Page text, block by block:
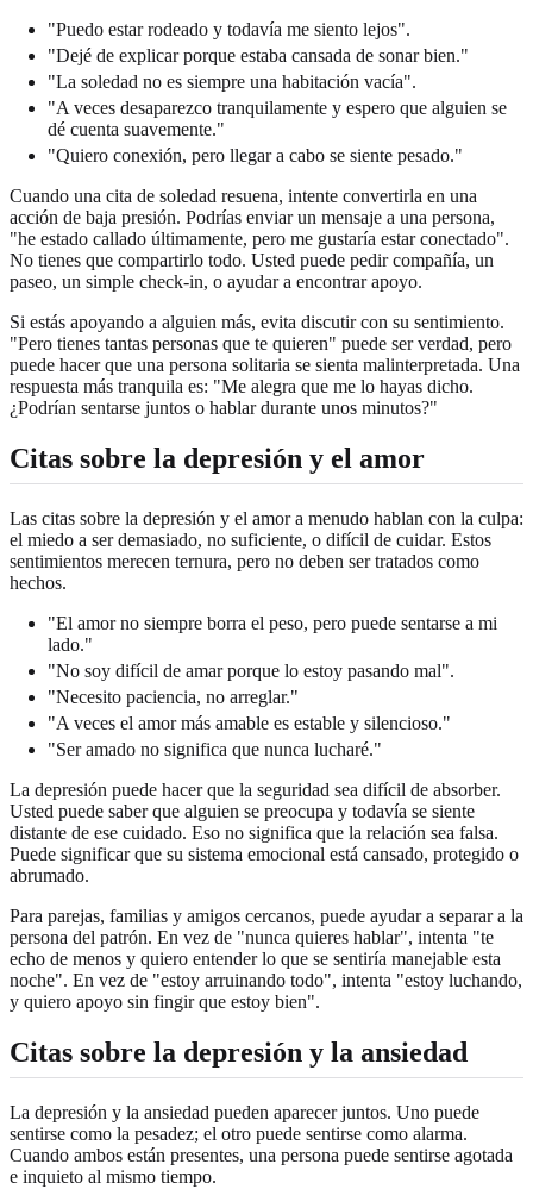
"Puedo estar rodeado y todavía me siento lejos".
"Dejé de explicar porque estaba cansada de sonar bien."
"La soledad no es siempre una habitación vacía".
"A veces desaparezco tranquilamente y espero que alguien se
dé cuenta suavemente."
"Quiero conexión, pero llegar a cabo se siente pesado."
Cuando una cita de soledad resuena, intente convertirla en una
acción de baja presión. Podrías enviar un mensaje a una persona,
"he estado callado últimamente, pero me gustaría estar conectado".
No tienes que compartirlo todo. Usted puede pedir compañía, un
paseo, un simple check-in, o ayudar a encontrar apoyo.
Si estás apoyando a alguien más, evita discutir con su sentimiento.
"Pero tienes tantas personas que te quieren" puede ser verdad, pero
puede hacer que una persona solitaria se sienta malinterpretada. Una
respuesta más tranquila es: "Me alegra que me lo hayas dicho.
¿Podrían sentarse juntos o hablar durante unos minutos?"
Citas sobre la depresión y el amor
Las citas sobre la depresión y el amor a menudo hablan con la culpa:
el miedo a ser demasiado, no suficiente, o difícil de cuidar. Estos
sentimientos merecen ternura, pero no deben ser tratados como
hechos.
"El amor no siempre borra el peso, pero puede sentarse a mi
lado."
"No soy difícil de amar porque lo estoy pasando mal".
"Necesito paciencia, no arreglar."
"A veces el amor más amable es estable y silencioso."
"Ser amado no significa que nunca lucharé."
La depresión puede hacer que la seguridad sea difícil de absorber.
Usted puede saber que alguien se preocupa y todavía se siente
distante de ese cuidado. Eso no significa que la relación sea falsa.
Puede significar que su sistema emocional está cansado, protegido o
abrumado.
Para parejas, familias y amigos cercanos, puede ayudar a separar a la
persona del patrón. En vez de "nunca quieres hablar", intenta "te
echo de menos y quiero entender lo que se sentiría manejable esta
noche". En vez de "estoy arruinando todo", intenta "estoy luchando,
y quiero apoyo sin fingir que estoy bien".
Citas sobre la depresión y la ansiedad
La depresión y la ansiedad pueden aparecer juntos. Uno puede
sentirse como la pesadez; el otro puede sentirse como alarma.
Cuando ambos están presentes, una persona puede sentirse agotada
e inquieto al mismo tiempo.